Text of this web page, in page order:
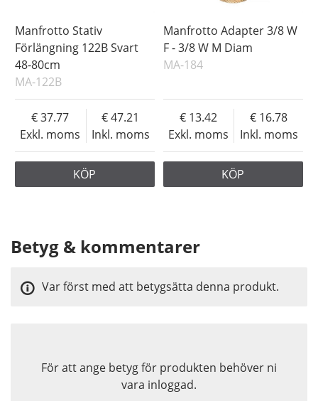
Manfrotto Stativ
Förlängning 122B Svart
48-80cm
MA-122B
Exkl. moms
37.77
Inkl. moms
47.21
KÖP
Manfrotto Adapter 3/8 W
F - 3/8 W M Diam
MA-184
Exkl. moms
13.42
Inkl. moms
16.78
KÖP
Betyg & kommentarer
För att ange betyg för produkten behöver ni
vara inloggad.
Var först med att betygsätta denna produkt.